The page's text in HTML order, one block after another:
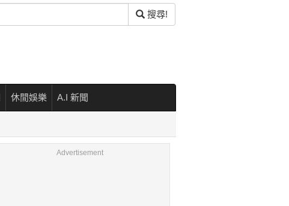
搜尋!
休閒娛樂 A.I 新聞
Advertisement